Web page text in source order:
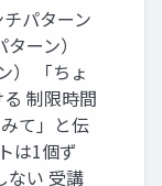
パターン
ーン）
） 「ちょ
制限時間
て」と伝
は1個ず
ない 受講